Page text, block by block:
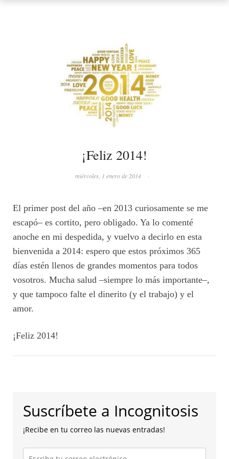
¡Feliz 2014!
miércoles, 1 enero de 2014 ·
El primer post del año –en 2013 curiosamente se me
escapó– es cortito, pero obligado. Ya lo comenté
anoche en mi despedida, y vuelvo a decirlo en esta
bienvenida a 2014: espero que estos próximos 365
días estén llenos de grandes momentos para todos
vosotros. Mucha salud –siempre lo más importante–,
y que tampoco falte el dinerito (y el trabajo) y el
amor.
¡Feliz 2014!
Suscríbete a Incognitosis
¡Recibe en tu correo las nuevas entradas!
Escribe